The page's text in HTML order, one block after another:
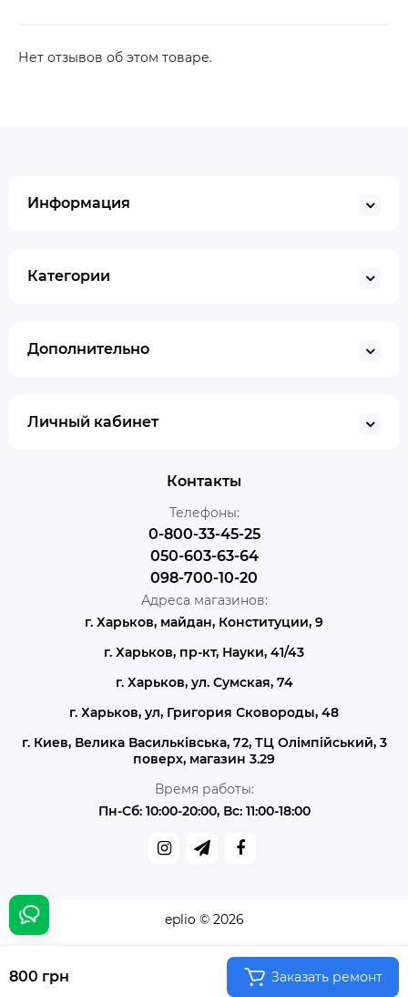
Нет отзывов об этом товаре.
800 грн Заказать ремонт
Информация
Категории
Дополнительно
Личный кабинет
Контакты
Телефоны:
0-800-33-45-25
050-603-63-64
098-700-10-20
Адреса магазинов:
г. Харьков, майдан, Конституции, 9
г. Харьков, пр-кт, Науки, 41/43
г. Харьков, ул. Сумская, 74
г. Харьков, ул, Григория Сковороды, 48
г. Киев, Велика Васильківська, 72, ТЦ Олімпійський, 3
поверх, магазин 3.29
Время работы:
Пн-Сб: 10:00-20:00, Вс: 11:00-18:00
eplio © 2026